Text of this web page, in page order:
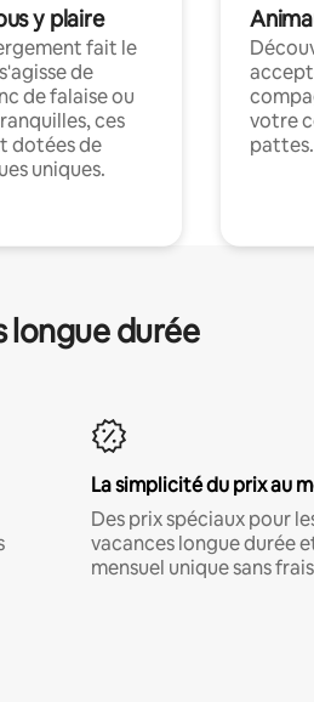
y plaire
fait le
de
de falaise ou
ces
dotées de
uniques.
votre
pattes.
longue durée
La simplicité du prix au
Des prix spéciaux pour
vacances longue durée
mensuel unique sans